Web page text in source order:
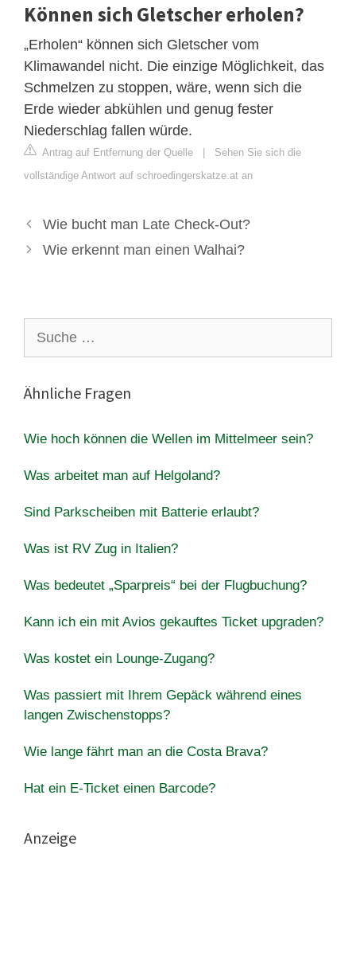
Können sich Gletscher erholen?
„Erholen“ können sich Gletscher vom
Klimawandel nicht. Die einzige Möglichkeit, das
Schmelzen zu stoppen, wäre, wenn sich die
Erde wieder abkühlen und genug fester
Niederschlag fallen würde.
Antrag auf Entfernung der Quelle | Sehen Sie sich die
vollständige Antwort auf schroedingerskatze.at an
Wie bucht man Late Check-Out?
Wie erkennt man einen Walhai?
nach:
Ähnliche Fragen
Wie hoch können die Wellen im Mittelmeer sein?
Was arbeitet man auf Helgoland?
Sind Parkscheiben mit Batterie erlaubt?
Was ist RV Zug in Italien?
Was bedeutet „Sparpreis“ bei der Flugbuchung?
Kann ich ein mit Avios gekauftes Ticket upgraden?
Was kostet ein Lounge-Zugang?
Was passiert mit Ihrem Gepäck während eines
langen Zwischenstopps?
Wie lange fährt man an die Costa Brava?
Hat ein E-Ticket einen Barcode?
Anzeige